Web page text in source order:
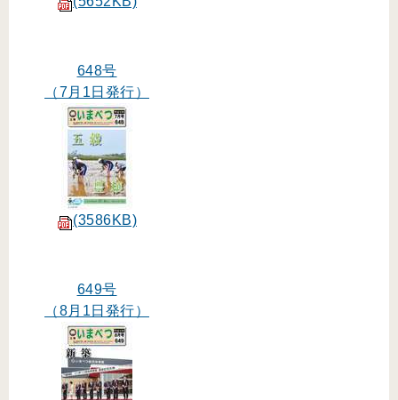
648号
（7月1日発行）
(3586KB)
649号
（8月1日発行）